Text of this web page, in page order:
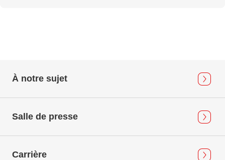
À notre sujet
Salle de presse
Carrière